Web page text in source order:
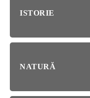
ISTORIE
NATURĂ